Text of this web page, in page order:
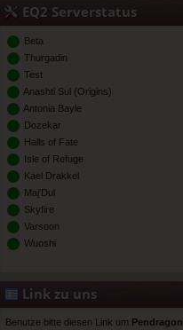
EQ2 Serverstatus
Beta
Thurgadin
Test
Anashti Sul (Origins)
Antonia Bayle
Dozekar
Halls of Fate
Isle of Refuge
Kael Drakkel
Maj'Dul
Skyfire
Varsoon
Wuoshi
Link zu uns
Benutze bitte diesen Link um Pendragon